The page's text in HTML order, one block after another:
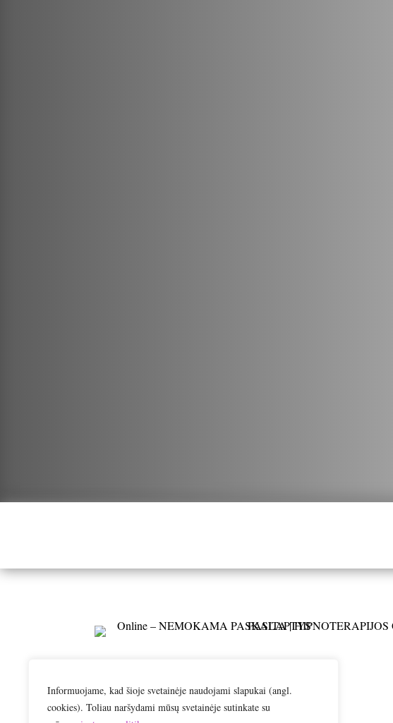
Informuojame, kad šioje svetainėje naudojami slapukai (angl.
cookies). Toliau naršydami mūsų svetainėje sutinkate su